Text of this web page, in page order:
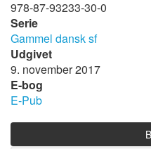
978-87-93233-30-0
Serie
Gammel dansk sf
Udgivet
9. november 2017
E-bog
E-Pub